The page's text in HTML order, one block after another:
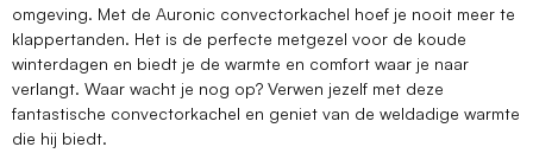
omgeving. Met de Auronic convectorkachel hoef je nooit meer te
klappertanden. Het is de perfecte metgezel voor de koude
winterdagen en biedt je de warmte en comfort waar je naar
verlangt. Waar wacht je nog op? Verwen jezelf met deze
fantastische convectorkachel en geniet van de weldadige warmte
die hij biedt.